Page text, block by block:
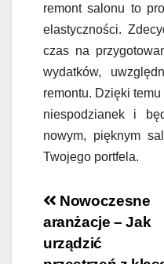
remont salonu to
elastyczności.
czas na
wydatków,
remontu. Dzięki
niespodzianek i
nowym, pięknym
Twojego portfela.
Nawigacja
wpisu
Nowoczesne
aranżacje – Jak
urządzić